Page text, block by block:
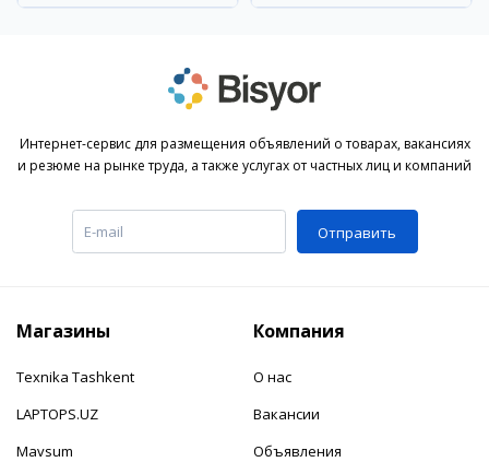
Интернет-сервис для размещения объявлений о товарах, вакансиях
и резюме на рынке труда, а также услугах от частных лиц и компаний
Отправить
Магазины
Texnika Tashkent
LAPTOPS.UZ
Mavsum
Компания
О нас
Вакансии
Объявления